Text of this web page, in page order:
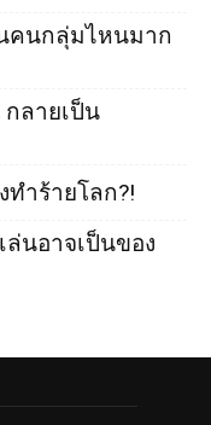
คนกลุ่มไหนมาก
ลายเป็น
ทำร้ายโลก?!
ล่นอาจเป็นของ